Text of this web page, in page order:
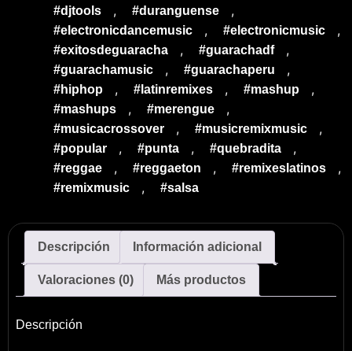
#djtools , #duranguense ,
#electronicdancemusic , #electronicmusic ,
#exitosdeguaracha , #guarachadf ,
#guarachamusic , #guarachaperu ,
#hiphop , #latinremixes , #mashup ,
#mashups , #merengue ,
#musicacrossover , #musicremixmusic ,
#popular , #punta , #quebradita ,
#reggae , #reggaeton , #remixeslatinos ,
#remixmusic , #salsa
Descripción Información adicional
Valoraciones (0) Más productos
Descripción